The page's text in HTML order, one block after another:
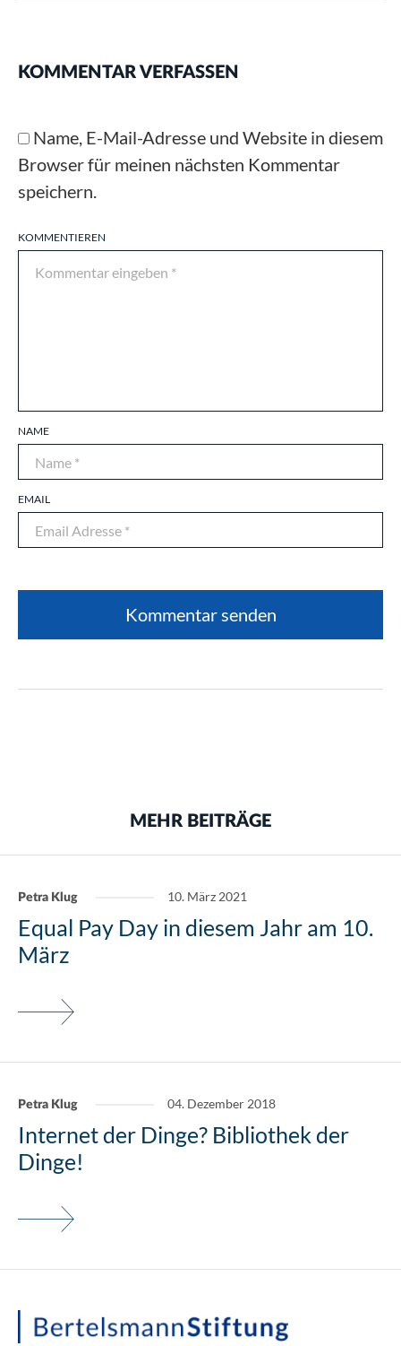
KOMMENTAR VERFASSEN
KOMMENTIEREN
NAME
EMAIL
Name, E-Mail-Adresse und Website in diesem
Browser für meinen nächsten Kommentar
speichern.
MEHR BEITRÄGE
Petra Klug 10. März 2021
Equal Pay Day in diesem Jahr am 10.
März
Petra Klug 04. Dezember 2018
Internet der Dinge? Bibliothek der
Dinge!